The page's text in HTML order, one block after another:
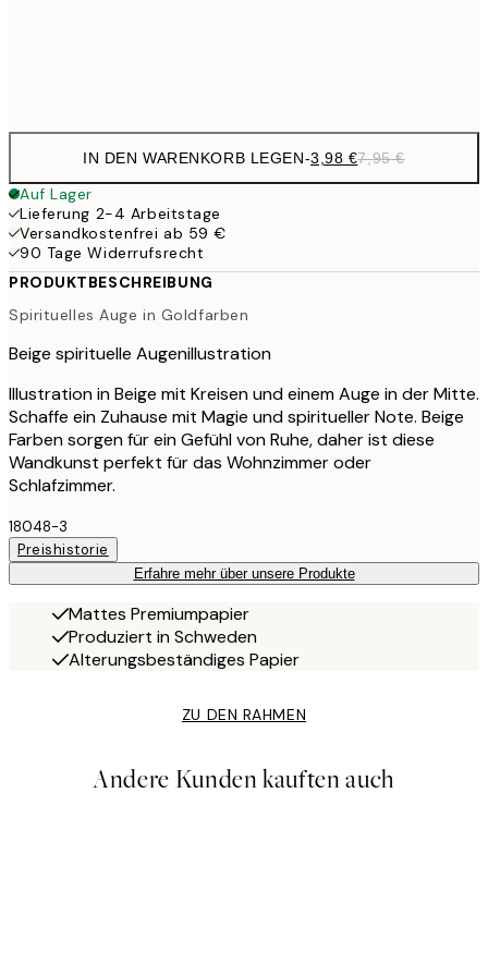
IN DEN WARENKORB LEGEN-3,98 €7,95 €
Auf Lager
Lieferung 2-4 Arbeitstage
Versandkostenfrei ab 59 €
90 Tage Widerrufsrecht
PRODUKTBESCHREIBUNG
Spirituelles Auge in Goldfarben
Beige spirituelle Augenillustration
Illustration in Beige mit Kreisen und einem Auge in der Mitte.
Schaffe ein Zuhause mit Magie und spiritueller Note. Beige
Farben sorgen für ein Gefühl von Ruhe, daher ist diese
Wandkunst perfekt für das Wohnzimmer oder
Schlafzimmer.
18048-3
Preishistorie
Erfahre mehr über unsere Produkte
Mattes Premiumpapier
Produziert in Schweden
Alterungsbeständiges Papier
ZU DEN RAHMEN
Andere Kunden kauften auch